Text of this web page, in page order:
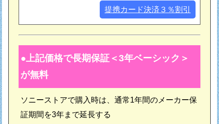
提携カード決済３％割引
上記価格で長期保証＜3年ベーシック＞
が無料
ソニーストアで購入時は、通常1年間のメーカー保
証期間を3年まで延長する